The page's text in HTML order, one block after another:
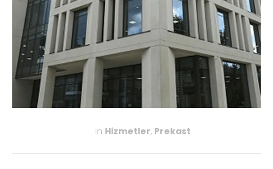
in Hizmetler, Prekast